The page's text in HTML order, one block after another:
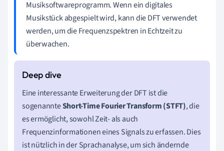
Musiksoftwareprogramm. Wenn ein digitales
Musikstück abgespielt wird, kann die DFT verwendet
werden, um die Frequenzspektren in Echtzeit zu
überwachen.
Eine interessante Erweiterung der DFT ist die
sogenannteShort-Time Fourier Transform (STFT), die
es ermöglicht, sowohl Zeit- als auch
Frequenzinformationen eines Signals zu erfassen. Dies
ist nützlich in der Sprachanalyse, um sich ändernde